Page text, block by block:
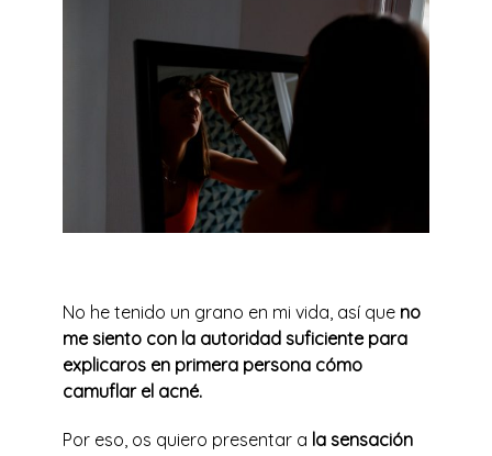
No he tenido un grano en mi vida, así que no
me siento con la autoridad suficiente para
explicaros en primera persona cómo
camuflar el acné.
Por eso, os quiero presentar a la sensación